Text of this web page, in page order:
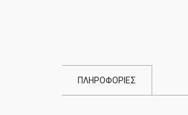
ΠΛΗΡΟΦΟΡΙΕΣ